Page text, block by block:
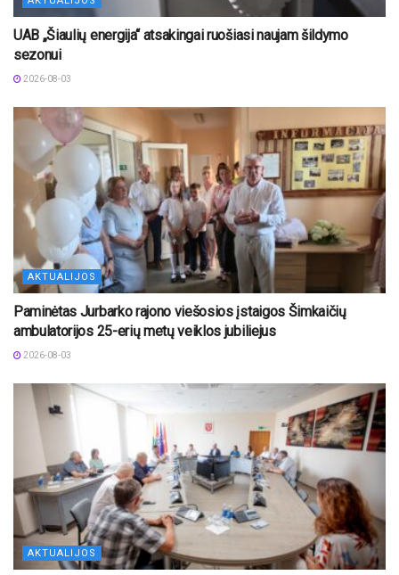
UAB „Šiaulių energija“ atsakingai ruošiasi naujam šildymo
sezonui
2026-08-03
AKTUALIJOS
Paminėtas Jurbarko rajono viešosios įstaigos Šimkaičių
ambulatorijos 25-erių metų veiklos jubiliejus
2026-08-03
AKTUALIJOS